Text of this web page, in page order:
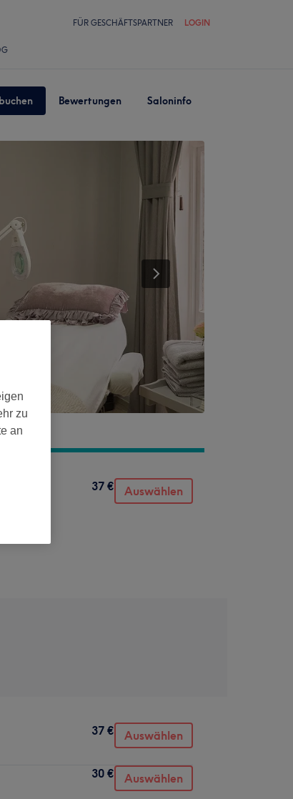
FÜR GESCHÄFTSPARTNER LOGIN
Bewertungen Saloninfo
37 € Auswählen
37 € Auswählen
30 € Auswählen
zu
an